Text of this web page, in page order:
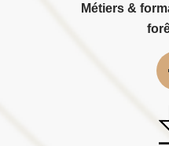
Métiers &